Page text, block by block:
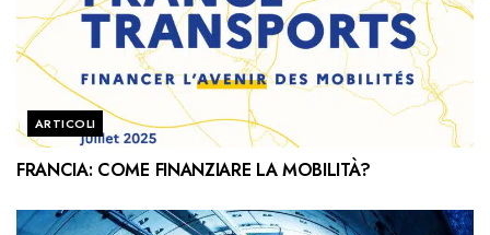
ARTICOLI
FRANCIA: COME FINANZIARE LA MOBILITÀ?